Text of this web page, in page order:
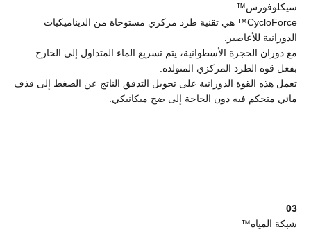
سيكلوفورس™
CycloForce™ هي تقنية طرد مركزي مستوحاة من الديناميكيات
الدورانية للأعاصير.
مع دوران الحجرة الأسطوانية، يتم تسريع الماء المتداول إلى الخارج
بفعل قوة الطرد المركزي المتولدة.
تعمل هذه القوة الدورانية على تحويل التدفق الناتج عن الضغط إلى قذف
مائي متحكم فيه دون الحاجة إلى ضخ ميكانيكي.
03
شبكة المياه™